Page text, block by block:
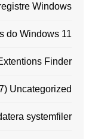
Windows
do Windows 11
Finder
Uncategorized
(47)
systemfiler